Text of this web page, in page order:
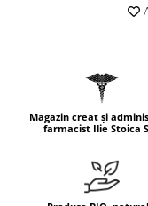
Creme SPF față
Creme SPF corp
Spray SPF
Acceleratoare bronz
Magneziu
Magazin creat și
farmacist Ilie Stoica